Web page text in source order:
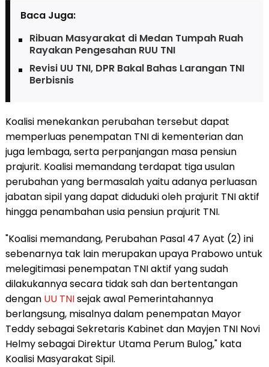
Baca Juga:
Ribuan Masyarakat di Medan Tumpah Ruah
Rayakan Pengesahan RUU TNI
Revisi UU TNI, DPR Bakal Bahas Larangan TNI
Berbisnis
Koalisi menekankan perubahan tersebut dapat
memperluas penempatan TNI di kementerian dan
juga lembaga, serta perpanjangan masa pensiun
prajurit. Koalisi memandang terdapat tiga usulan
perubahan yang bermasalah yaitu adanya perluasan
jabatan sipil yang dapat diduduki oleh prajurit TNI aktif
hingga penambahan usia pensiun prajurit TNI.
"Koalisi memandang, Perubahan Pasal 47 Ayat (2) ini
sebenarnya tak lain merupakan upaya Prabowo untuk
melegitimasi penempatan TNI aktif yang sudah
dilakukannya secara tidak sah dan bertentangan
dengan UU TNIsejak awal Pemerintahannya
berlangsung, misalnya dalam penempatan Mayor
Teddy sebagai Sekretaris Kabinet dan Mayjen TNI Novi
Helmy sebagai Direktur Utama Perum Bulog," kata
Koalisi Masyarakat Sipil.